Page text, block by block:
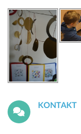
KONTAKT